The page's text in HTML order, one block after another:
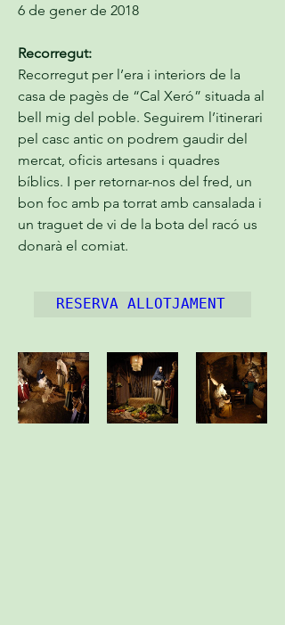
6 de gener de 2018
Recorregut:
Recorregut per l’era i interiors de la
casa de pagès de “Cal Xeró” situada al
bell mig del poble. Seguirem l’itinerari
pel casc antic on podrem gaudir del
mercat, oficis artesans i quadres
bíblics. I per retornar-nos del fred, un
bon foc amb pa torrat amb cansalada i
un traguet de vi de la bota del racó us
donarà el comiat.
RESERVA ALLOTJAMENT